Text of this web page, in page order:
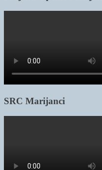
SRC Marijanci